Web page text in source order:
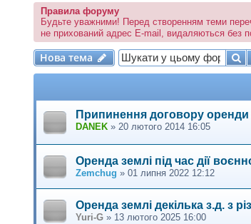
Правила форуму
Будьте уважними! Перед створенням теми
не прихований адрес E-mail, видаляються без
Нова тема
Нова тема
Припинення договору оренди
DANEK » 20 лютого 2014 16:05
Оренда землі під час дії
Zemchug » 01 липня 2022 12:12
Оренда землі декілька з.д. з
Yuri-G » 13 лютого 2025 16:00